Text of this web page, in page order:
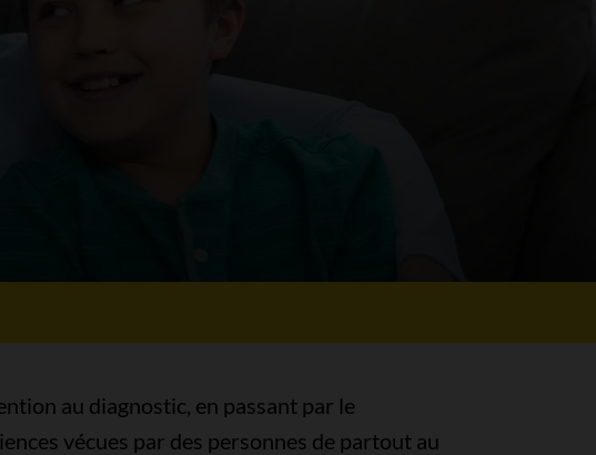
au diagnostic, en passant par le
vécues par des personnes de partout au